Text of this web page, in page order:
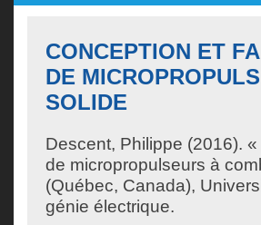
CONCEPTION ET
DE
SOLIDE
Descent, Philippe (2016).
de micropropulseurs à
(Québec, Canada),
génie électrique.